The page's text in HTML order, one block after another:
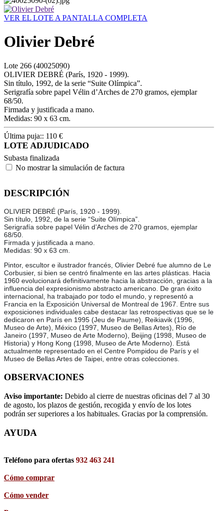
VER EL LOTE A PANTALLA COMPLETA
Olivier Debré
Lote 266 (40025090)
OLIVIER DEBRÉ (París, 1920 - 1999).
Sin título, 1992, de la serie “Suite Olímpica”.
Serigrafía sobre papel Vélin d’Arches de 270 gramos, ejemplar
68/50.
Firmada y justificada a mano.
Medidas: 90 x 63 cm.
Última puja:: 110 €
LOTE ADJUDICADO
Subasta finalizada
No mostrar la simulación de factura
DESCRIPCIÓN
OLIVIER DEBRÉ (París, 1920 - 1999).
Sin título, 1992, de la serie “Suite Olímpica”.
Serigrafía sobre papel Vélin d’Arches de 270 gramos, ejemplar
68/50.
Firmada y justificada a mano.
Medidas: 90 x 63 cm.
Pintor, escultor e ilustrador francés, Olivier Debré fue alumno de Le
Corbusier, si bien se centró finalmente en las artes plásticas. Hacia
1960 evolucionará definitivamente hacia la abstracción, gracias a la
influencia del expresionismo abstracto americano. De gran éxito
internacional, ha trabajado por todo el mundo, y representó a
Francia en la Exposición Universal de Montreal de 1967. Entre sus
exposiciones individuales cabe destacar las retrospectivas que se le
dedicaron en París en 1995 (Jeu de Paume), Reikiavik (1996,
Museo de Arte), México (1997, Museo de Bellas Artes), Río de
Janeiro (1997, Museo de Arte Moderno), Beijing (1998, Museo de
Historia) y Hong Kong (1998, Museo de Arte Moderno). Está
actualmente representado en el Centre Pompidou de París y el
Museo de Bellas Artes de Taipei, entre otras colecciones.
OBSERVACIONES
Aviso importante: Debido al cierre de nuestras oficinas del 7 al 30
de agosto, los plazos de gestión, recogida y envío de los lotes
podrán ser superiores a los habituales. Gracias por la comprensión.
AYUDA
Teléfono para ofertas 932 463 241
Cómo comprar
Cómo vender